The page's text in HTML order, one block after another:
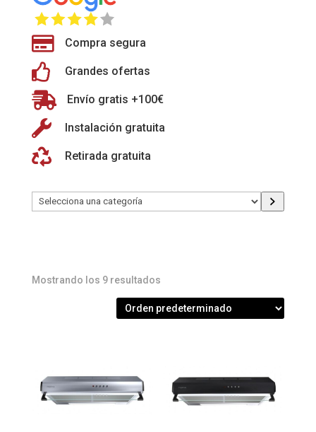
 Compra segura
 Grandes ofertas
 Envío gratis +100€
 Instalación gratuita
 Retirada gratuita
Selecciona
una
Mostrando los 9 resultados